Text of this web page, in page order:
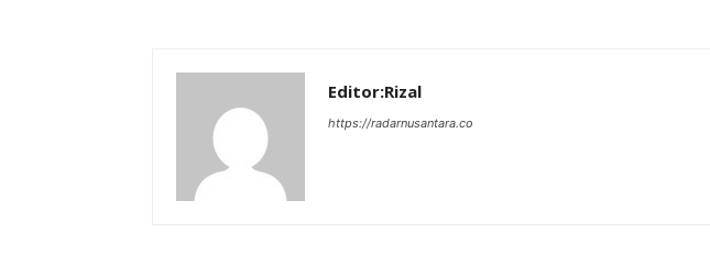
Editor:Rizal
https://radarnusantara.co